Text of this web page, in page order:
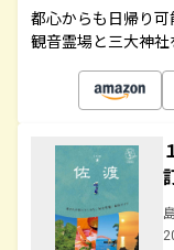
都心からも日帰り
観音霊場と三大神社